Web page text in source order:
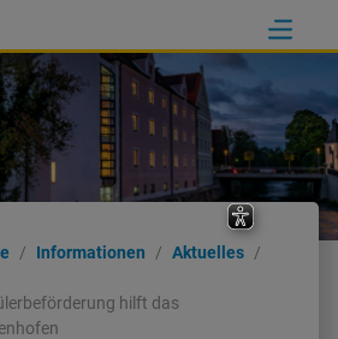
Informationen
Aktuelles
hilft das